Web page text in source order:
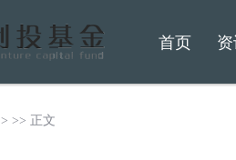
首页
> >> 正文